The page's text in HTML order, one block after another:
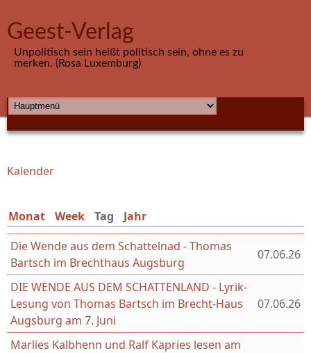
Geest-Verlag
Unpolitisch sein heißt politisch sein, ohne es zu
merken. (Rosa Luxemburg)
HAUPTMENÜ
Sie sind hier
Kalender
Monat Week Tag (aktiver Reiter)
Jahr
Die Wende aus dem Schattelnad - Thomas
Bartsch im Brechthaus Augsburg
07.06.26
DIE WENDE AUS DEM SCHATTENLAND - Lyrik-
Lesung von Thomas Bartsch im Brecht-Haus
Augsburg am 7. Juni
07.06.26
Marlies Kalbhenn und Ralf Kapries lesen am